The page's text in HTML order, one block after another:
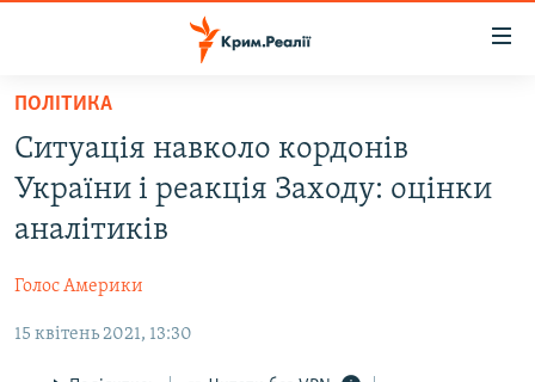
Перейти
основного
матеріалу
Перейти
до
основної
Перейти
ВОДА.КРИМ
ВІДЕО ТА ФОТО
БЛОГИ
ПОГЛЯД
ПОЛІТИКА
Ситуація навколо кордонів
України і реакція Заходу: оцінки
аналітиків
Голос Америки
15 квітень 2021, 13:30